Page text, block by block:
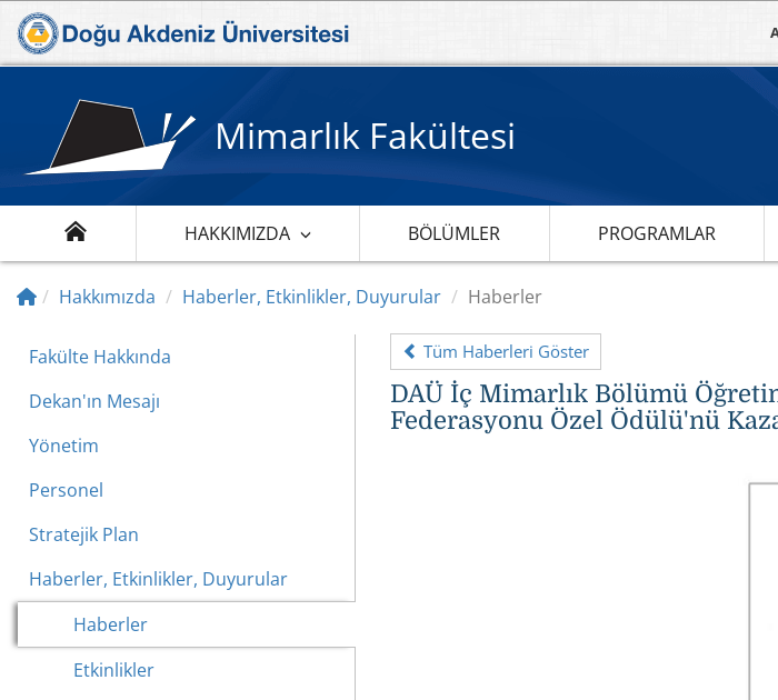
Mimarlık Fakültesi
HAKKIMIZDA BÖLÜMLER PROGRAMLAR
Hakkımızda Haberler, Etkinlikler, Duyurular Haberler
Fakülte Hakkında
Dekan'ın Mesajı
Yönetim
Personel
Stratejik Plan
Haberler, Etkinlikler, Duyurular
Haberler
Etkinlikler
Tüm Haberleri Göster
DAÜ İç Mimarlık Bölümü
Federasyonu Özel Ödülü'nü